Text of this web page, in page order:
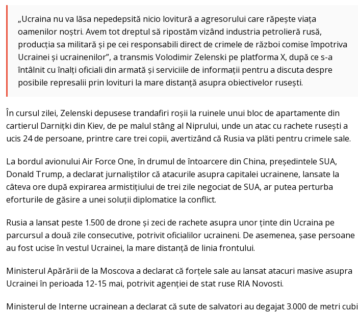
„Ucraina nu va lăsa nepedepsită nicio lovitură a agresorului care răpește viața
oamenilor noștri. Avem tot dreptul să ripostăm vizând industria petrolieră rusă,
producția sa militară și pe cei responsabili direct de crimele de război comise împotriva
Ucrainei și ucrainenilor”, a transmis Volodimir Zelenski pe platforma X, după ce s-a
întâlnit cu înalți oficiali din armată și serviciile de informații pentru a discuta despre
posibile represalii prin lovituri la mare distanță asupra obiectivelor rusești.
În cursul zilei, Zelenski depusese trandafiri roșii la ruinele unui bloc de apartamente din
cartierul Darnițki din Kiev, de pe malul stâng al Niprului, unde un atac cu rachete rusești a
ucis 24 de persoane, printre care trei copii, avertizând că Rusia va plăti pentru crimele sale.
La bordul avionului Air Force One, în drumul de întoarcere din China, președintele SUA,
Donald Trump, a declarat jurnaliștilor că atacurile asupra capitalei ucrainene, lansate la
câteva ore după expirarea armistițiului de trei zile negociat de SUA, ar putea perturba
eforturile de găsire a unei soluții diplomatice la conflict.
Rusia a lansat peste 1.500 de drone și zeci de rachete asupra unor ținte din Ucraina pe
parcursul a două zile consecutive, potrivit oficialilor ucraineni. De asemenea, șase persoane
au fost ucise în vestul Ucrainei, la mare distanță de linia frontului.
Ministerul Apărării de la Moscova a declarat că forțele sale au lansat atacuri masive asupra
Ucrainei în perioada 12-15 mai, potrivit agenției de stat ruse RIA Novosti.
Ministerul de Interne ucrainean a declarat că sute de salvatori au degajat 3.000 de metri cubi